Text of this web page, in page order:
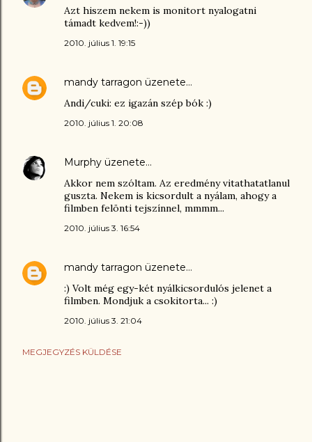
Azt hiszem nekem is monitort nyalogatni
támadt kedvem!:-))
2010. július 1. 19:15
mandy tarragon üzenete…
Andi/cuki: ez igazán szép bók :)
2010. július 1. 20:08
Murphy üzenete…
Akkor nem szóltam. Az eredmény vitathatatlanul
guszta. Nekem is kicsordult a nyálam, ahogy a
filmben felönti tejszínnel, mmmm...
2010. július 3. 16:54
mandy tarragon üzenete…
:) Volt még egy-két nyálkicsordulós jelenet a
filmben. Mondjuk a csokitorta... :)
2010. július 3. 21:04
MEGJEGYZÉS KÜLDÉSE